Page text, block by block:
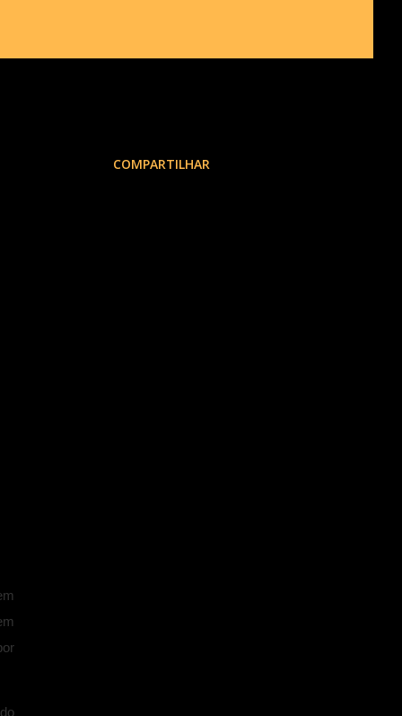
COMPARTILHAR